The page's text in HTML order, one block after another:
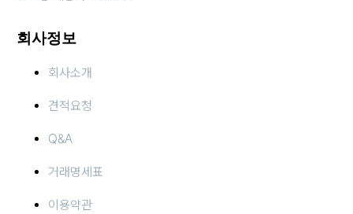
회사정보
회사소개
견적요청
Q&A
거래명세표
이용약관